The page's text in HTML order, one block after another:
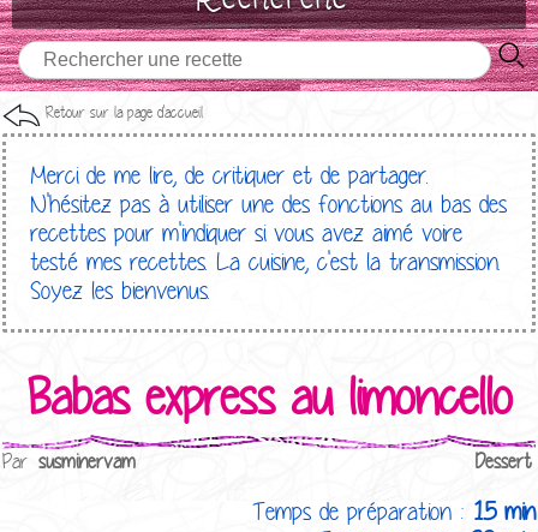
Retour sur la page d'accueil
Merci de me lire, de critiquer et de partager.
N'hésitez pas à utiliser une des fonctions au bas des
recettes pour m'indiquer si vous avez aimé voire
testé mes recettes. La cuisine, c'est la transmission.
Soyez les bienvenus.
Babas express au limoncello
Par susminervam Dessert
Temps de préparation : 15 min